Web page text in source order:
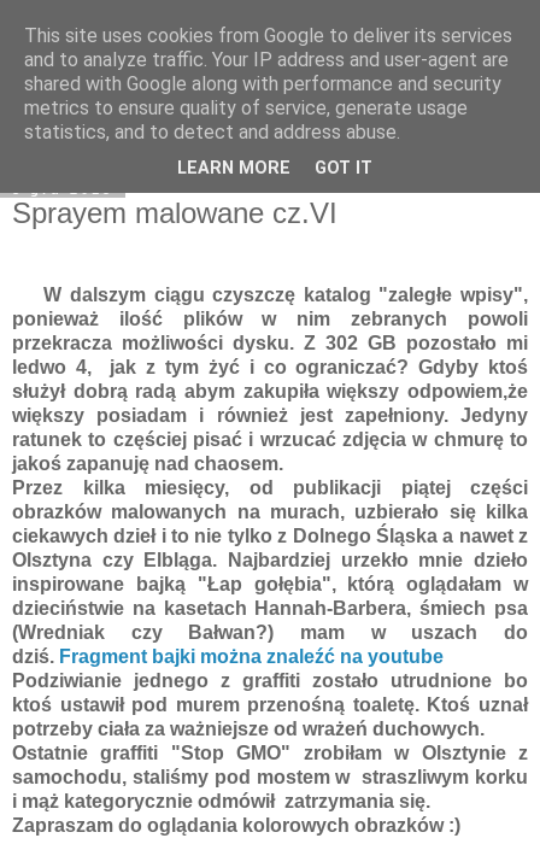
Moje miejsce
Sprayem malowane cz.VI
W dalszym ciągu czyszczę katalog "zaległe wpisy",
ponieważ ilość plików w nim zebranych powoli
przekracza możliwości dysku. Z 302 GB pozostało mi
ledwo 4, jak z tym żyć i co ograniczać? Gdyby ktoś
służył dobrą radą abym zakupiła większy odpowiem,że
większy posiadam i również jest zapełniony. Jedyny
ratunek to częściej pisać i wrzucać zdjęcia w chmurę to
jakoś zapanuję nad chaosem.
Przez kilka miesięcy, od publikacji piątej części
obrazków malowanych na murach, uzbierało się kilka
ciekawych dzieł i to nie tylko z Dolnego Śląska a nawet z
Olsztyna czy Elbląga. Najbardziej urzekło mnie dzieło
inspirowane bajką "Łap gołębia", którą oglądałam w
dzieciństwie na kasetach Hannah-Barbera, śmiech psa
(Wredniak czy Bałwan?) mam w uszach do
dziś. Fragment bajki można znaleźć na youtube
Podziwianie jednego z graffiti zostało utrudnione bo
ktoś ustawił pod murem przenośną toaletę. Ktoś uznał
potrzeby ciała za ważniejsze od wrażeń duchowych.
Ostatnie graffiti "Stop GMO" zrobiłam w Olsztynie z
samochodu, staliśmy pod mostem w straszliwym korku
i mąż kategorycznie odmówił zatrzymania się.
Zapraszam do oglądania kolorowych obrazków :)
This site uses cookies from Google to deliver its services
and to analyze traffic. Your IP address and user-agent are
shared with Google along with performance and security
metrics to ensure quality of service, generate usage
statistics, and to detect and address abuse.
LEARN MORE GOT IT